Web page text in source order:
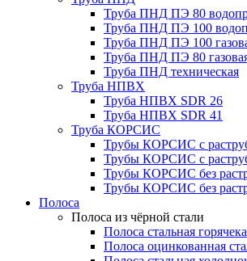
Труба ПНД ПЭ 80
Труба ПНД ПЭ 100
Труба ПНД ПЭ 100
Труба ПНД ПЭ 80
Труба ПНД техническая
Труба НПВХ
Труба НПВХ SDR 26
Труба НПВХ SDR 41
Труба КОРСИС
Трубы КОРСИС с
Трубы КОРСИС с
Трубы КОРСИС без
Трубы КОРСИС без
Полоса
Полоса из чёрной стали
Полоса стальная
Полоса оцинкованная